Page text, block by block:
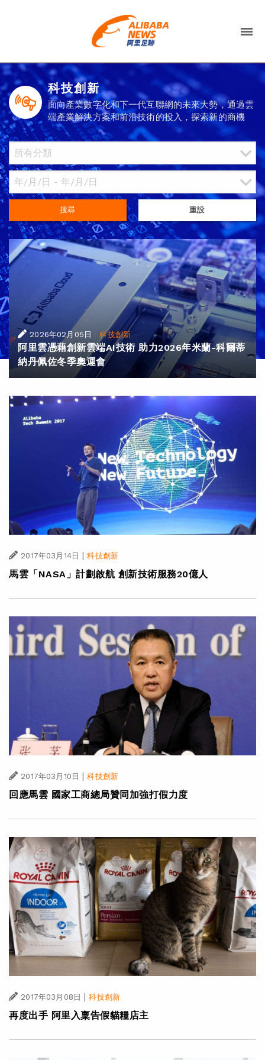
科技創新
面向產業數字化和下一代互聯網的未來大勢，通過雲
端產業解決方案和前沿技術的投入，探索新的商機
搜尋 重設
2026年02月05日 |科技創新
阿里雲憑藉創新雲端AI技術 助力2026年米蘭-科爾蒂
納丹佩佐冬季奧運會
2017年03月14日 | 科技創新
馬雲「NASA」計劃啟航 創新技術服務20億人
2017年03月10日 | 科技創新
回應馬雲 國家工商總局贊同加強打假力度
2017年03月08日 | 科技創新
再度出手 阿里入稟告假貓糧店主